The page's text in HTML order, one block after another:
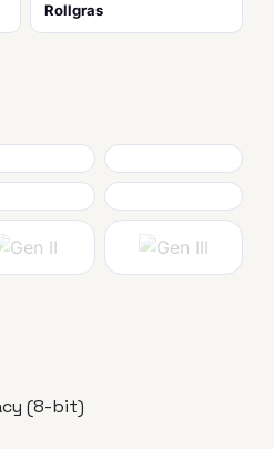
Rollgras
(8-bit)